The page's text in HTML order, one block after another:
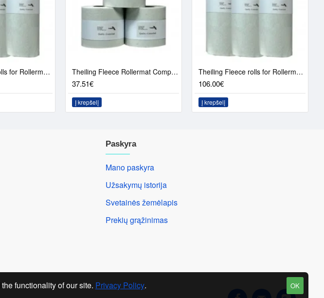
Theiling Fleece rolls for Rollermat (45m) XC AQUA | 3 vnt. Theiling Fleece Rollermat Compact (20m) I 3 vnt.
37.51€
Į krepšelį
Theiling Fleece rolls for Rollermat (45m) XC AQUA | 3 vnt.
106.00€
Į krepšelį
Paskyra
Mano paskyra
Užsakymų istorija
Svetainės žemėlapis
Prekių grąžinimas
OK
functionality of our site. Privacy Policy.